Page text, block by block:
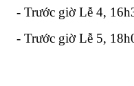
giờ Lễ 4,
Lễ 5,